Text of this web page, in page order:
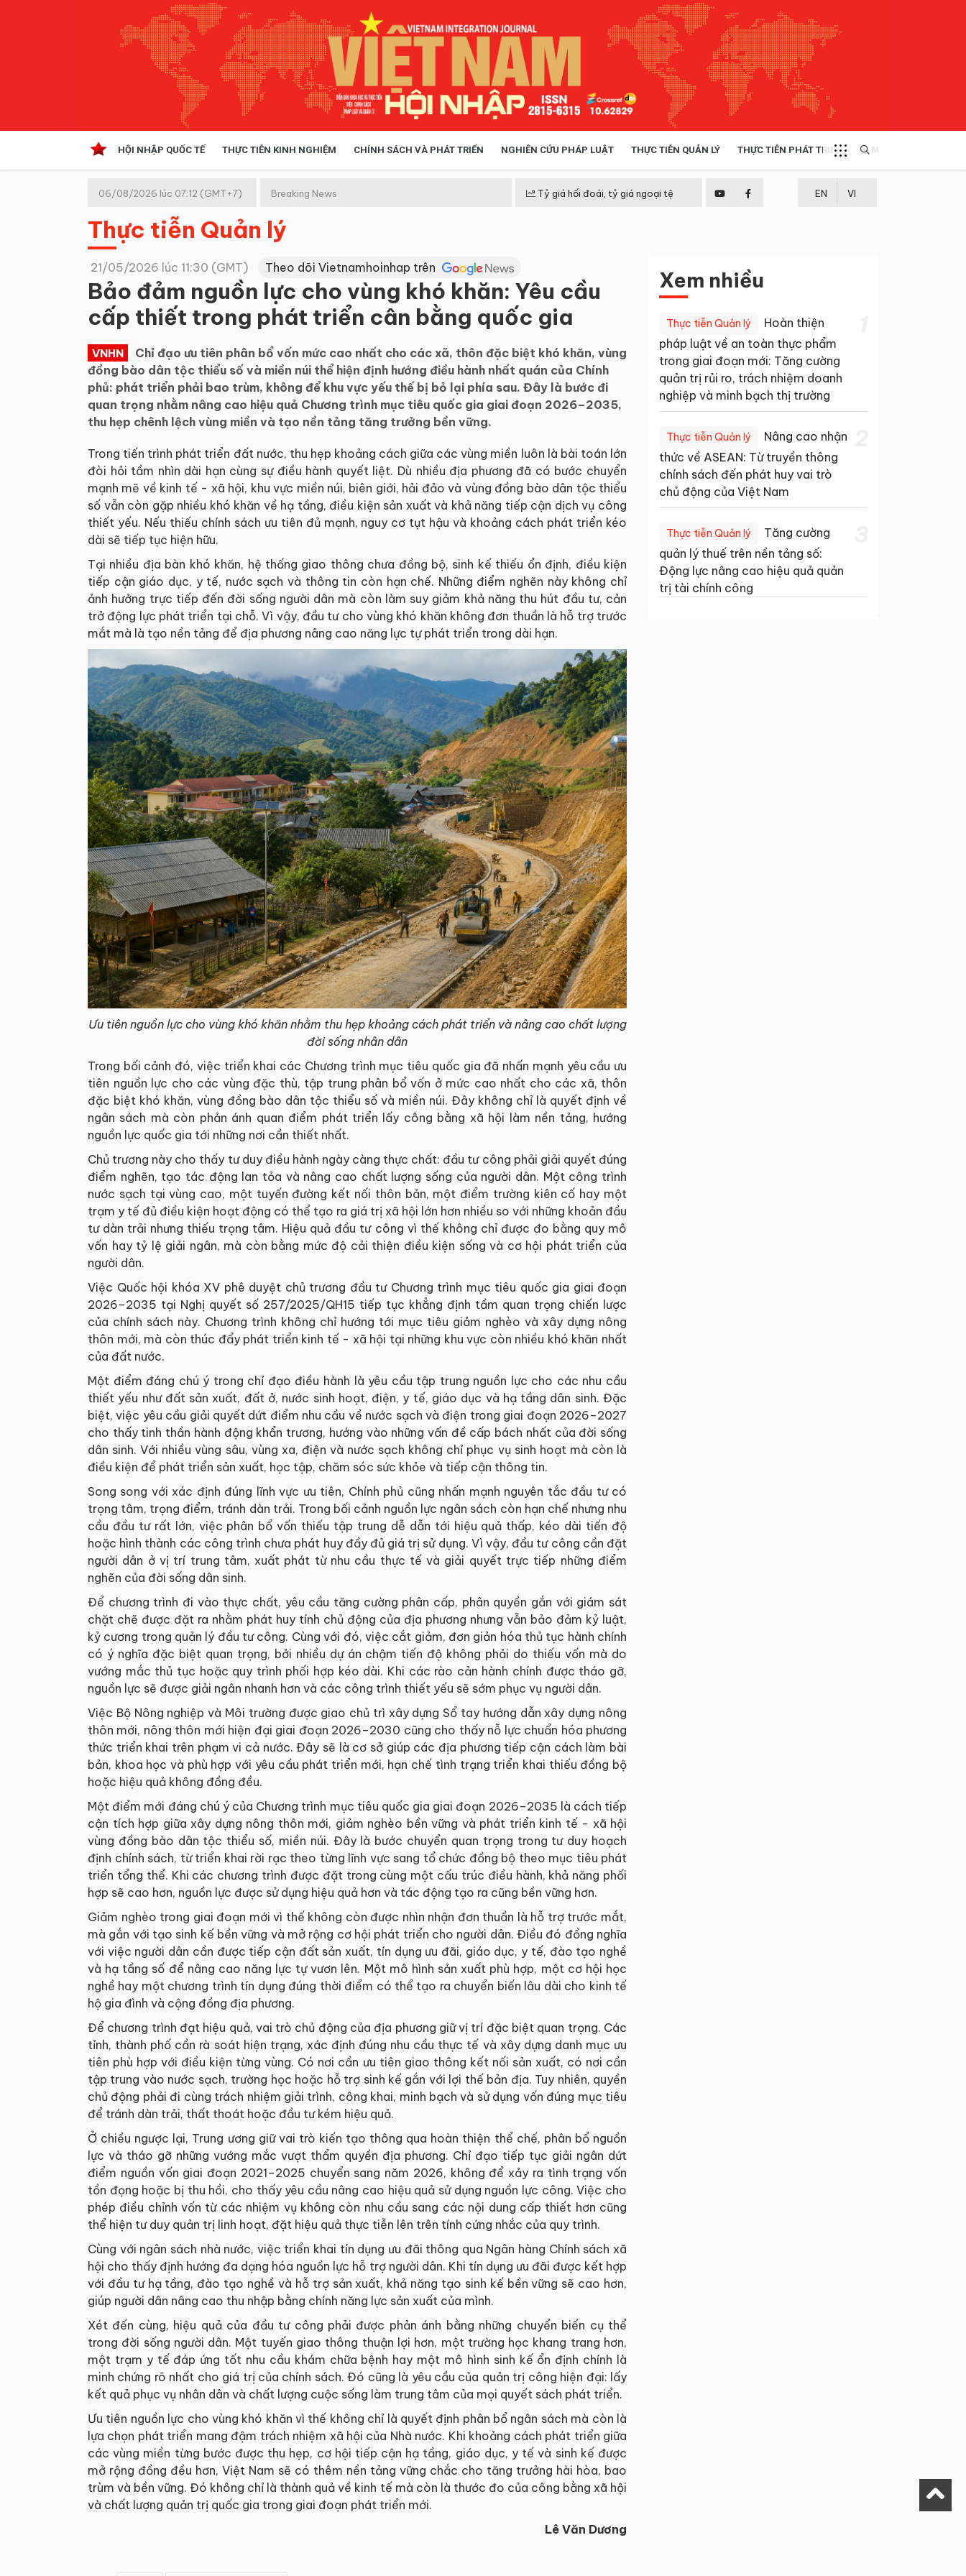
HỘI NHẬP QUỐC TẾ THỰC TIỄN KINH NGHIỆM CHÍNH SÁCH VÀ PHÁT TRIỂN NGHIÊN CỨU PHÁP LUẬT THỰC TIỄN QUẢN LÝ THỰC TIỄN PHÁT TRIỂN MULTIMEDIA
Kinh tế hội nhập
Doanh nghiệp
06/08/2026 lúc 07:12 (GMT+7) Breaking News Tỷ giá hối đoái, tỷ giá ngoại tệ EN VI
Thực tiễn Quản lý
21/05/2026 lúc 11:30 (GMT) Theo dõi Vietnamhoinhap trên
Bảo đảm nguồn lực cho vùng khó khăn: Yêu cầu
cấp thiết trong phát triển cân bằng quốc gia
VNHN
Chỉ đạo ưu tiên phân bổ vốn mức cao nhất cho các xã, thôn đặc biệt khó khăn, vùng
đồng bào dân tộc thiểu số và miền núi thể hiện định hướng điều hành nhất quán của Chính
phủ: phát triển phải bao trùm, không để khu vực yếu thế bị bỏ lại phía sau. Đây là bước đi
quan trọng nhằm nâng cao hiệu quả Chương trình mục tiêu quốc gia giai đoạn 2026–2035,
thu hẹp chênh lệch vùng miền và tạo nền tảng tăng trưởng bền vững.
Trong tiến trình phát triển đất nước, thu hẹp khoảng cách giữa các vùng miền luôn là bài toán lớn
đòi hỏi tầm nhìn dài hạn cùng sự điều hành quyết liệt. Dù nhiều địa phương đã có bước chuyển
mạnh mẽ về kinh tế - xã hội, khu vực miền núi, biên giới, hải đảo và vùng đồng bào dân tộc thiểu
số vẫn còn gặp nhiều khó khăn về hạ tầng, điều kiện sản xuất và khả năng tiếp cận dịch vụ công
thiết yếu. Nếu thiếu chính sách ưu tiên đủ mạnh, nguy cơ tụt hậu và khoảng cách phát triển kéo
dài sẽ tiếp tục hiện hữu.
Tại nhiều địa bàn khó khăn, hệ thống giao thông chưa đồng bộ, sinh kế thiếu ổn định, điều kiện
tiếp cận giáo dục, y tế, nước sạch và thông tin còn hạn chế. Những điểm nghẽn này không chỉ
ảnh hưởng trực tiếp đến đời sống người dân mà còn làm suy giảm khả năng thu hút đầu tư, cản
trở động lực phát triển tại chỗ. Vì vậy, đầu tư cho vùng khó khăn không đơn thuần là hỗ trợ trước
mắt mà là tạo nền tảng để địa phương nâng cao năng lực tự phát triển trong dài hạn.
Ưu tiên nguồn lực cho vùng khó khăn nhằm thu hẹp khoảng cách phát triển và nâng cao chất lượng
đời sống nhân dân
Trong bối cảnh đó, việc triển khai các Chương trình mục tiêu quốc gia đã nhấn mạnh yêu cầu ưu
tiên nguồn lực cho các vùng đặc thù, tập trung phân bổ vốn ở mức cao nhất cho các xã, thôn
đặc biệt khó khăn, vùng đồng bào dân tộc thiểu số và miền núi. Đây không chỉ là quyết định về
ngân sách mà còn phản ánh quan điểm phát triển lấy công bằng xã hội làm nền tảng, hướng
nguồn lực quốc gia tới những nơi cần thiết nhất.
Chủ trương này cho thấy tư duy điều hành ngày càng thực chất: đầu tư công phải giải quyết đúng
điểm nghẽn, tạo tác động lan tỏa và nâng cao chất lượng sống của người dân. Một công trình
nước sạch tại vùng cao, một tuyến đường kết nối thôn bản, một điểm trường kiên cố hay một
trạm y tế đủ điều kiện hoạt động có thể tạo ra giá trị xã hội lớn hơn nhiều so với những khoản đầu
tư dàn trải nhưng thiếu trọng tâm. Hiệu quả đầu tư công vì thế không chỉ được đo bằng quy mô
vốn hay tỷ lệ giải ngân, mà còn bằng mức độ cải thiện điều kiện sống và cơ hội phát triển của
người dân.
Việc Quốc hội khóa XV phê duyệt chủ trương đầu tư Chương trình mục tiêu quốc gia giai đoạn
2026–2035 tại Nghị quyết số 257/2025/QH15 tiếp tục khẳng định tầm quan trọng chiến lược
của chính sách này. Chương trình không chỉ hướng tới mục tiêu giảm nghèo và xây dựng nông
thôn mới, mà còn thúc đẩy phát triển kinh tế - xã hội tại những khu vực còn nhiều khó khăn nhất
của đất nước.
Một điểm đáng chú ý trong chỉ đạo điều hành là yêu cầu tập trung nguồn lực cho các nhu cầu
thiết yếu như đất sản xuất, đất ở, nước sinh hoạt, điện, y tế, giáo dục và hạ tầng dân sinh. Đặc
biệt, việc yêu cầu giải quyết dứt điểm nhu cầu về nước sạch và điện trong giai đoạn 2026–2027
cho thấy tinh thần hành động khẩn trương, hướng vào những vấn đề cấp bách nhất của đời sống
dân sinh. Với nhiều vùng sâu, vùng xa, điện và nước sạch không chỉ phục vụ sinh hoạt mà còn là
điều kiện để phát triển sản xuất, học tập, chăm sóc sức khỏe và tiếp cận thông tin.
Song song với xác định đúng lĩnh vực ưu tiên, Chính phủ cũng nhấn mạnh nguyên tắc đầu tư có
trọng tâm, trọng điểm, tránh dàn trải. Trong bối cảnh nguồn lực ngân sách còn hạn chế nhưng nhu
cầu đầu tư rất lớn, việc phân bổ vốn thiếu tập trung dễ dẫn tới hiệu quả thấp, kéo dài tiến độ
hoặc hình thành các công trình chưa phát huy đầy đủ giá trị sử dụng. Vì vậy, đầu tư công cần đặt
người dân ở vị trí trung tâm, xuất phát từ nhu cầu thực tế và giải quyết trực tiếp những điểm
nghẽn của đời sống dân sinh.
Để chương trình đi vào thực chất, yêu cầu tăng cường phân cấp, phân quyền gắn với giám sát
chặt chẽ được đặt ra nhằm phát huy tính chủ động của địa phương nhưng vẫn bảo đảm kỷ luật,
kỷ cương trong quản lý đầu tư công. Cùng với đó, việc cắt giảm, đơn giản hóa thủ tục hành chính
có ý nghĩa đặc biệt quan trọng, bởi nhiều dự án chậm tiến độ không phải do thiếu vốn mà do
vướng mắc thủ tục hoặc quy trình phối hợp kéo dài. Khi các rào cản hành chính được tháo gỡ,
nguồn lực sẽ được giải ngân nhanh hơn và các công trình thiết yếu sẽ sớm phục vụ người dân.
Việc Bộ Nông nghiệp và Môi trường được giao chủ trì xây dựng Sổ tay hướng dẫn xây dựng nông
thôn mới, nông thôn mới hiện đại giai đoạn 2026–2030 cũng cho thấy nỗ lực chuẩn hóa phương
thức triển khai trên phạm vi cả nước. Đây sẽ là cơ sở giúp các địa phương tiếp cận cách làm bài
bản, khoa học và phù hợp với yêu cầu phát triển mới, hạn chế tình trạng triển khai thiếu đồng bộ
hoặc hiệu quả không đồng đều.
Một điểm mới đáng chú ý của Chương trình mục tiêu quốc gia giai đoạn 2026–2035 là cách tiếp
cận tích hợp giữa xây dựng nông thôn mới, giảm nghèo bền vững và phát triển kinh tế - xã hội
vùng đồng bào dân tộc thiểu số, miền núi. Đây là bước chuyển quan trọng trong tư duy hoạch
định chính sách, từ triển khai rời rạc theo từng lĩnh vực sang tổ chức đồng bộ theo mục tiêu phát
triển tổng thể. Khi các chương trình được đặt trong cùng một cấu trúc điều hành, khả năng phối
hợp sẽ cao hơn, nguồn lực được sử dụng hiệu quả hơn và tác động tạo ra cũng bền vững hơn.
Giảm nghèo trong giai đoạn mới vì thế không còn được nhìn nhận đơn thuần là hỗ trợ trước mắt,
mà gắn với tạo sinh kế bền vững và mở rộng cơ hội phát triển cho người dân. Điều đó đồng nghĩa
với việc người dân cần được tiếp cận đất sản xuất, tín dụng ưu đãi, giáo dục, y tế, đào tạo nghề
và hạ tầng số để nâng cao năng lực tự vươn lên. Một mô hình sản xuất phù hợp, một cơ hội học
nghề hay một chương trình tín dụng đúng thời điểm có thể tạo ra chuyển biến lâu dài cho kinh tế
hộ gia đình và cộng đồng địa phương.
Để chương trình đạt hiệu quả, vai trò chủ động của địa phương giữ vị trí đặc biệt quan trọng. Các
tỉnh, thành phố cần rà soát hiện trạng, xác định đúng nhu cầu thực tế và xây dựng danh mục ưu
tiên phù hợp với điều kiện từng vùng. Có nơi cần ưu tiên giao thông kết nối sản xuất, có nơi cần
tập trung vào nước sạch, trường học hoặc hỗ trợ sinh kế gắn với lợi thế bản địa. Tuy nhiên, quyền
chủ động phải đi cùng trách nhiệm giải trình, công khai, minh bạch và sử dụng vốn đúng mục tiêu
để tránh dàn trải, thất thoát hoặc đầu tư kém hiệu quả.
Ở chiều ngược lại, Trung ương giữ vai trò kiến tạo thông qua hoàn thiện thể chế, phân bổ nguồn
lực và tháo gỡ những vướng mắc vượt thẩm quyền địa phương. Chỉ đạo tiếp tục giải ngân dứt
điểm nguồn vốn giai đoạn 2021–2025 chuyển sang năm 2026, không để xảy ra tình trạng vốn
tồn đọng hoặc bị thu hồi, cho thấy yêu cầu nâng cao hiệu quả sử dụng nguồn lực công. Việc cho
phép điều chỉnh vốn từ các nhiệm vụ không còn nhu cầu sang các nội dung cấp thiết hơn cũng
thể hiện tư duy quản trị linh hoạt, đặt hiệu quả thực tiễn lên trên tính cứng nhắc của quy trình.
Cùng với ngân sách nhà nước, việc triển khai tín dụng ưu đãi thông qua Ngân hàng Chính sách xã
hội cho thấy định hướng đa dạng hóa nguồn lực hỗ trợ người dân. Khi tín dụng ưu đãi được kết hợp
với đầu tư hạ tầng, đào tạo nghề và hỗ trợ sản xuất, khả năng tạo sinh kế bền vững sẽ cao hơn,
giúp người dân nâng cao thu nhập bằng chính năng lực sản xuất của mình.
Xét đến cùng, hiệu quả của đầu tư công phải được phản ánh bằng những chuyển biến cụ thể
trong đời sống người dân. Một tuyến giao thông thuận lợi hơn, một trường học khang trang hơn,
một trạm y tế đáp ứng tốt nhu cầu khám chữa bệnh hay một mô hình sinh kế ổn định chính là
minh chứng rõ nhất cho giá trị của chính sách. Đó cũng là yêu cầu của quản trị công hiện đại: lấy
kết quả phục vụ nhân dân và chất lượng cuộc sống làm trung tâm của mọi quyết sách phát triển.
Ưu tiên nguồn lực cho vùng khó khăn vì thế không chỉ là quyết định phân bổ ngân sách mà còn là
lựa chọn phát triển mang đậm trách nhiệm xã hội của Nhà nước. Khi khoảng cách phát triển giữa
các vùng miền từng bước được thu hẹp, cơ hội tiếp cận hạ tầng, giáo dục, y tế và sinh kế được
mở rộng đồng đều hơn, Việt Nam sẽ có thêm nền tảng vững chắc cho tăng trưởng hài hòa, bao
trùm và bền vững. Đó không chỉ là thành quả về kinh tế mà còn là thước đo của công bằng xã hội
và chất lượng quản trị quốc gia trong giai đoạn phát triển mới.
Lê Văn Dương
Xem nhiều
Thực tiễn Quản lý
Hoàn thiện
pháp luật về an toàn thực phẩm
trong giai đoạn mới: Tăng cường
quản trị rủi ro, trách nhiệm doanh
nghiệp và minh bạch thị trường
Thực tiễn Quản lý
Nâng cao nhận
thức về ASEAN: Từ truyền thông
chính sách đến phát huy vai trò
chủ động của Việt Nam
Thực tiễn Quản lý
Tăng cường
quản lý thuế trên nền tảng số:
Động lực nâng cao hiệu quả quản
trị tài chính công